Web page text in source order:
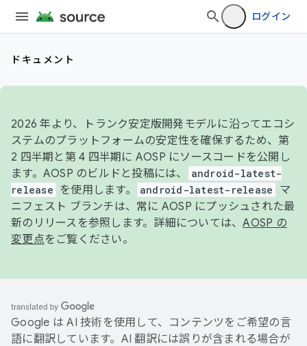
ログイン
ドキュメント
2026 年より、トランク安定版開発モデルに沿ってエコシ
ステムのプラットフォームの安定性を確保するため、第
2 四半期と第 4 四半期に AOSP にソースコードを公開し
ます。AOSP のビルドと投稿には、
android-latest-
release
を使用します。 android-latest-release
マ
ニフェスト ブランチは、常に AOSP にプッシュされた最
新のリリースを参照します。詳細については、AOSP の
変更点をご覧ください。
Google は AI 技術を使用して、コンテンツをご希望の言
語に翻訳しています。AI 翻訳には誤りが含まれる場合が